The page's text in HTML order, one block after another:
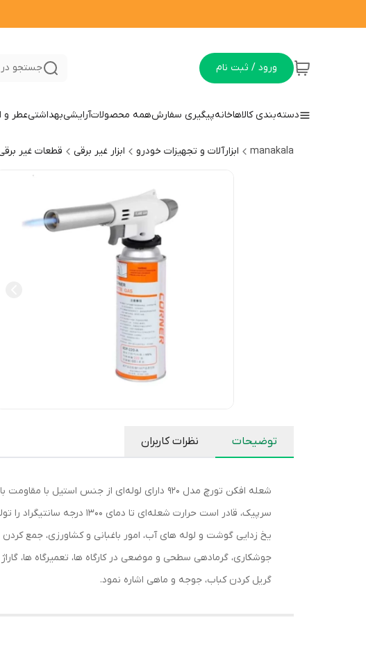
ورود / ثبت نام جستجو
دسته‌بندی کالاهاخانهپیگیری سفارشهمه محصولاتآرایشیبهداشتیعطر و
manakala ابزارآلات و تجهیزات خودرو ابزار غیر برقی قطعات غیر
توضیحات نظرات کاربران
شعله افکن تورچ مدل 920 دارای لوله‌ای از جنس
سرپیک، قادر است حرارت
یخ زدایی گوشت و لوله های آب، امور باغبانی و کشاورزی، جمع
جوشکاری، گرمادهی سطحی و موضعی در کارگاه ها، تعمیرگاه ها،
گریل کردن کباب، جوجه و ماهی اشاره نمود.